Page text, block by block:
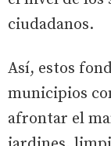
ciudadanos.
Así, estos
municipios
afrontar el